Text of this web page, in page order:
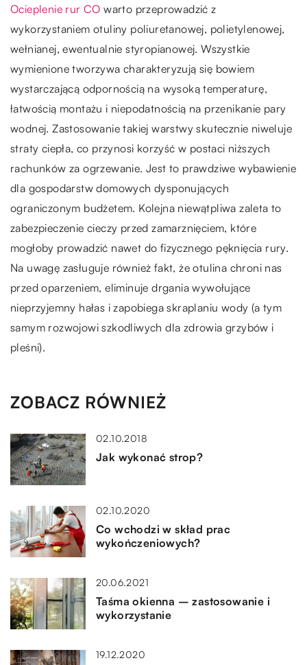
Ocieplenie rur CO warto przeprowadzić z
wykorzystaniem otuliny poliuretanowej, polietylenowej,
wełnianej, ewentualnie styropianowej. Wszystkie
wymienione tworzywa charakteryzują się bowiem
wystarczającą odpornością na wysoką temperaturę,
łatwością montażu i niepodatnością na przenikanie pary
wodnej. Zastosowanie takiej warstwy skutecznie niweluje
straty ciepła, co przynosi korzyść w postaci niższych
rachunków za ogrzewanie. Jest to prawdziwe wybawienie
dla gospodarstw domowych dysponujących
ograniczonym budżetem. Kolejna niewątpliwa zaleta to
zabezpieczenie cieczy przed zamarznięciem, które
mogłoby prowadzić nawet do fizycznego pęknięcia rury.
Na uwagę zasługuje również fakt, że otulina chroni nas
przed oparzeniem, eliminuje drgania wywołujące
nieprzyjemny hałas i zapobiega skraplaniu wody (a tym
samym rozwojowi szkodliwych dla zdrowia grzybów i
pleśni).
ZOBACZ RÓWNIEŻ
02.10.2018
Jak wykonać strop?
02.10.2020
Co wchodzi w skład prac
wykończeniowych?
20.06.2021
Taśma okienna – zastosowanie i
wykorzystanie
19.12.2020